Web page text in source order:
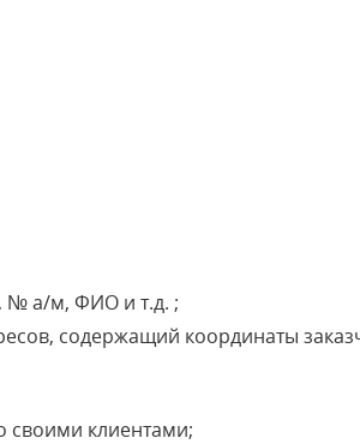
№ а/м, ФИО и т.д. ;
содержащий координаты
своими клиентами;